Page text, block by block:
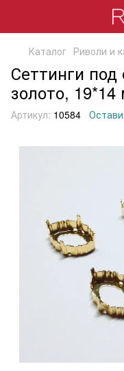
Каталог Риволи и
Сеттинги под
золото,
Артикул: 10584